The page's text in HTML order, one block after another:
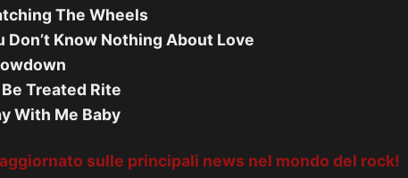
The Wheels
Don’t Know Nothing About Love
Treated Rite
With Me Baby
sulle principali news nel mondo del rock!